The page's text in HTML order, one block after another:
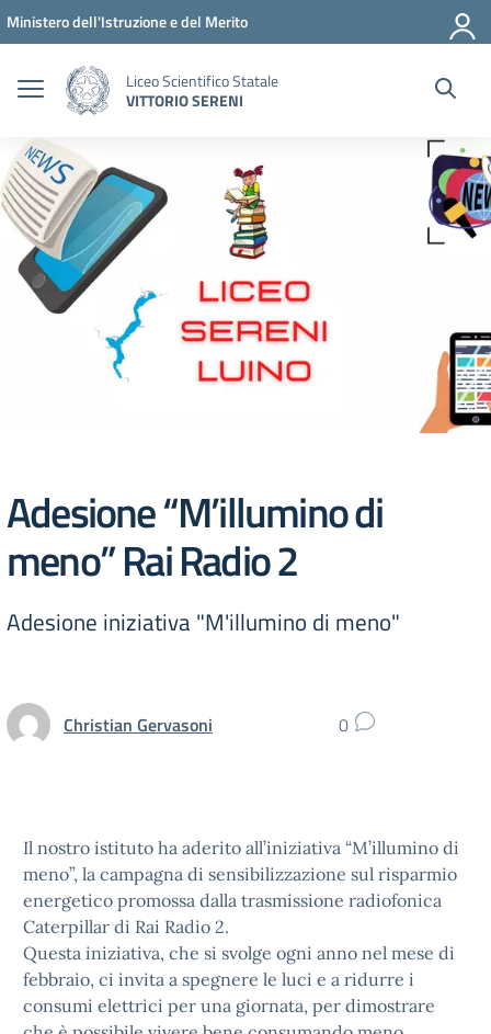
Vai ai contenuti
Vai al menu di navigazione
Vai al footer
Ministero dell'Istruzione e del Merito
Liceo Scientifico Statale
VITTORIO SERENI
Adesione “M’illumino di
meno” Rai Radio 2
Adesione iniziativa "M'illumino di meno"
Christian Gervasoni 0
Il nostro istituto ha aderito all’iniziativa “M’illumino di
meno”, la campagna di sensibilizzazione sul risparmio
energetico promossa dalla trasmissione radiofonica
Caterpillar di Rai Radio 2.
Questa iniziativa, che si svolge ogni anno nel mese di
febbraio, ci invita a spegnere le luci e a ridurre i
consumi elettrici per una giornata, per dimostrare